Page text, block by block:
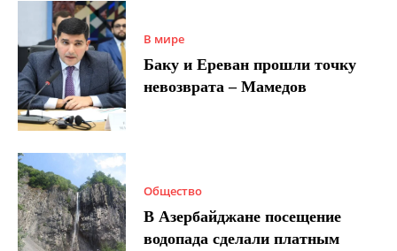
В мире
Баку и Ереван прошли точку
невозврата – Мамедов
Общество
В Азербайджане посещение
водопада сделали платным